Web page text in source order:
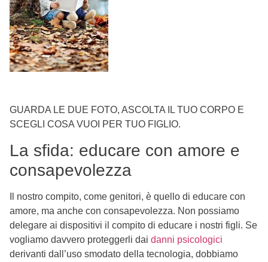
GUARDA LE DUE FOTO, ASCOLTA IL TUO CORPO E
SCEGLI COSA VUOI PER TUO FIGLIO.
La sfida: educare con amore e
consapevolezza
Il nostro compito, come genitori, è quello di educare con
amore, ma anche con consapevolezza. Non possiamo
delegare ai dispositivi il compito di educare i nostri figli. Se
vogliamo davvero proteggerli dai danni psicologici
derivanti dall’uso smodato della tecnologia, dobbiamo